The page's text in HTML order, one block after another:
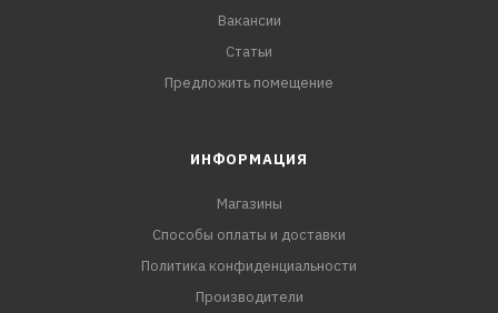
Вакансии
Статьи
Предложить помещение
ИНФОРМАЦИЯ
Магазины
Способы оплаты и доставки
Политика конфиденциальности
Производители